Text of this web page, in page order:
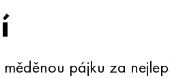
pájku za